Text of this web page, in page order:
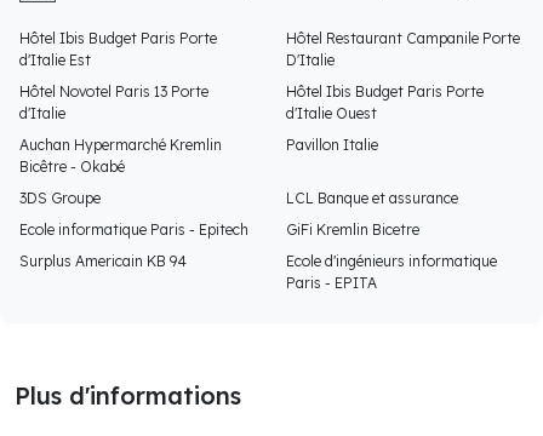
Hôtel Ibis Budget Paris Porte
d'Italie Est
Hôtel Restaurant Campanile Porte
D'Italie
Hôtel Novotel Paris 13 Porte
d'Italie
Hôtel Ibis Budget Paris Porte
d'Italie Ouest
Auchan Hypermarché Kremlin
Bicêtre - Okabé
Pavillon Italie
3DS Groupe
LCL Banque et assurance
Ecole informatique Paris - Epitech
GiFi Kremlin Bicetre
Surplus Americain KB 94
Ecole d'ingénieurs informatique
Paris - EPITA
Plus d'informations